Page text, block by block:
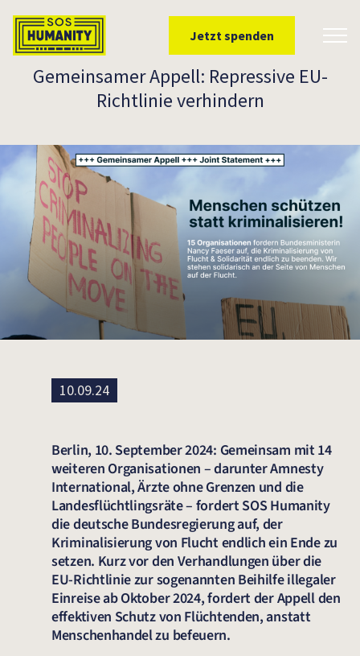
Jetzt spenden
Gemeinsamer Appell: Repressive EU-
Richtlinie verhindern
10.09.24
Berlin, 10. September 2024: Gemeinsam mit 14
weiteren Organisationen – darunter Amnesty
International, Ärzte ohne Grenzen und die
Landesflüchtlingsräte – fordert SOS Humanity
die deutsche Bundesregierung auf, der
Kriminalisierung von Flucht endlich ein Ende zu
setzen. Kurz vor den Verhandlungen über die
EU-Richtlinie zur sogenannten Beihilfe illegaler
Einreise ab Oktober 2024, fordert der Appell den
effektiven Schutz von Flüchtenden, anstatt
Menschenhandel zu befeuern.